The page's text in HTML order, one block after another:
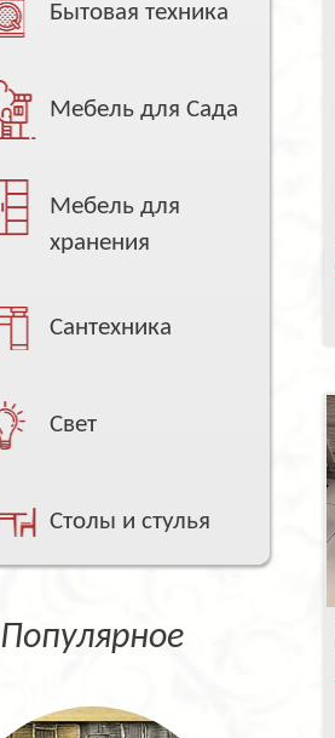
Бытовая техника
Мебель для Сада
Мебель для
хранения
Сантехника
Свет
Столы и стулья
Популярное